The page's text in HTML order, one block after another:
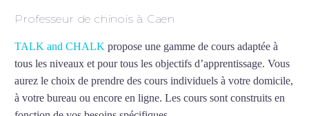
Professeur de chinois à Caen
TALK and CHALK propose une gamme de cours adaptée à
tous les niveaux et pour tous les objectifs d’apprentissage. Vous
aurez le choix de prendre des cours individuels à votre domicile,
à votre bureau ou encore en ligne. Les cours sont construits en